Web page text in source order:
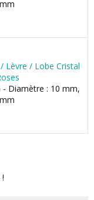
Lèvre / Lobe Cristal
- Diamètre : 10 mm,